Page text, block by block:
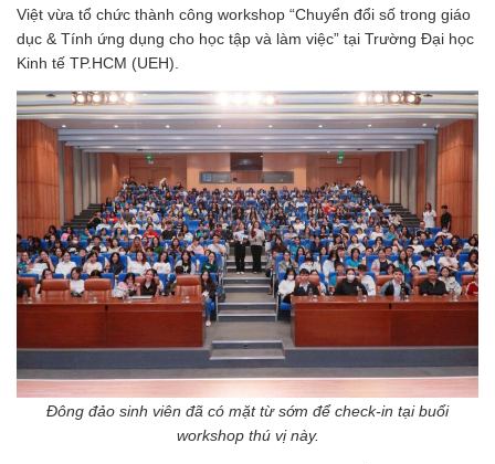
Việt vừa tổ chức thành công workshop “Chuyển đổi số trong giáo
dục & Tính ứng dụng cho học tập và làm việc” tại Trường Đại học
Kinh tế TP.HCM (UEH).
Đông đảo sinh viên đã có mặt từ sớm để check-in tại buổi
workshop thú vị này.